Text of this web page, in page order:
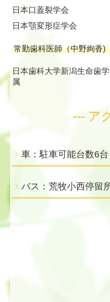
日本口蓋裂学会
日本顎変形症学会
常勤歯科医師（中野絢
日本歯科大学新潟生命歯
属
--- ア
車：駐車可能台数6台
バス：荒牧小西停留